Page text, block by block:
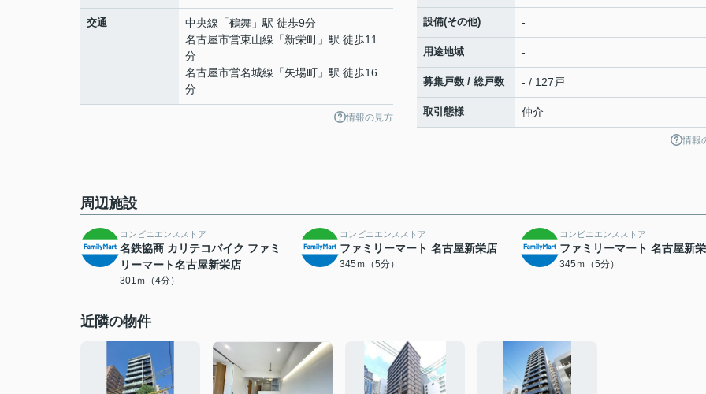
交通 中央線 「鶴舞 」駅 徒歩9分
名古屋市営東山線 「新栄町 」駅 徒歩11
分
名古屋市営名城線 「矢場町 」駅 徒歩16
分
情報の見方
設備(その他) -
用途地域 -
募集戸数 / 総戸数 - / 127戸
取引態様 仲介
情報
周辺施設
コンビニエンスストア
名鉄協商 カリテコバイク ファミ
リーマート名古屋新栄店
301ｍ（4分）
コンビニエンスストア
ファミリーマート 名古屋新栄店
345ｍ（5分）
コンビニエンスストア
ファミリーマート 名古屋新
345ｍ（5分）
近隣の物件